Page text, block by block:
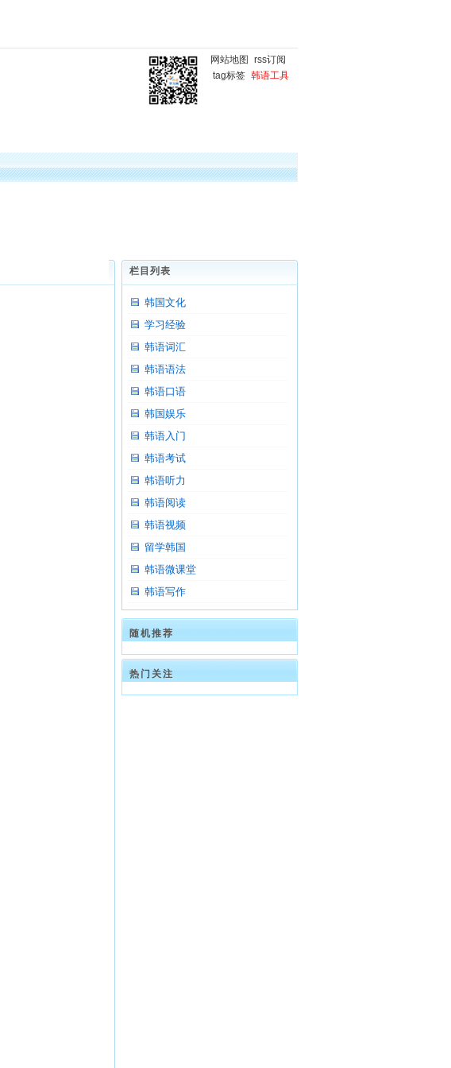
网站地图
rss订阅
tag标签 韩语工具
栏目列表
韩国文化
学习经验
韩语词汇
韩语语法
韩语口语
韩国娱乐
韩语入门
韩语考试
韩语听力
韩语阅读
韩语视频
留学韩国
韩语微课堂
韩语写作
随机推荐
热门关注